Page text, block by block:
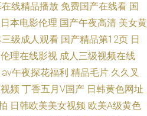
线精品播放 免费国产在线看 国
日本电影伦理 国产午夜高清 美女黄
三级成人观看 国产精品第12页 日
伦理在线影视 成人三级视频在线
av午夜探花福利 精品毛片 久久叉
频 丁香五月V国产 日韩黄色网址
日韩欧美美女视频 欧美A级黄色